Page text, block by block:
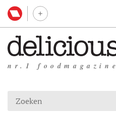
nr.1 foodmagazine